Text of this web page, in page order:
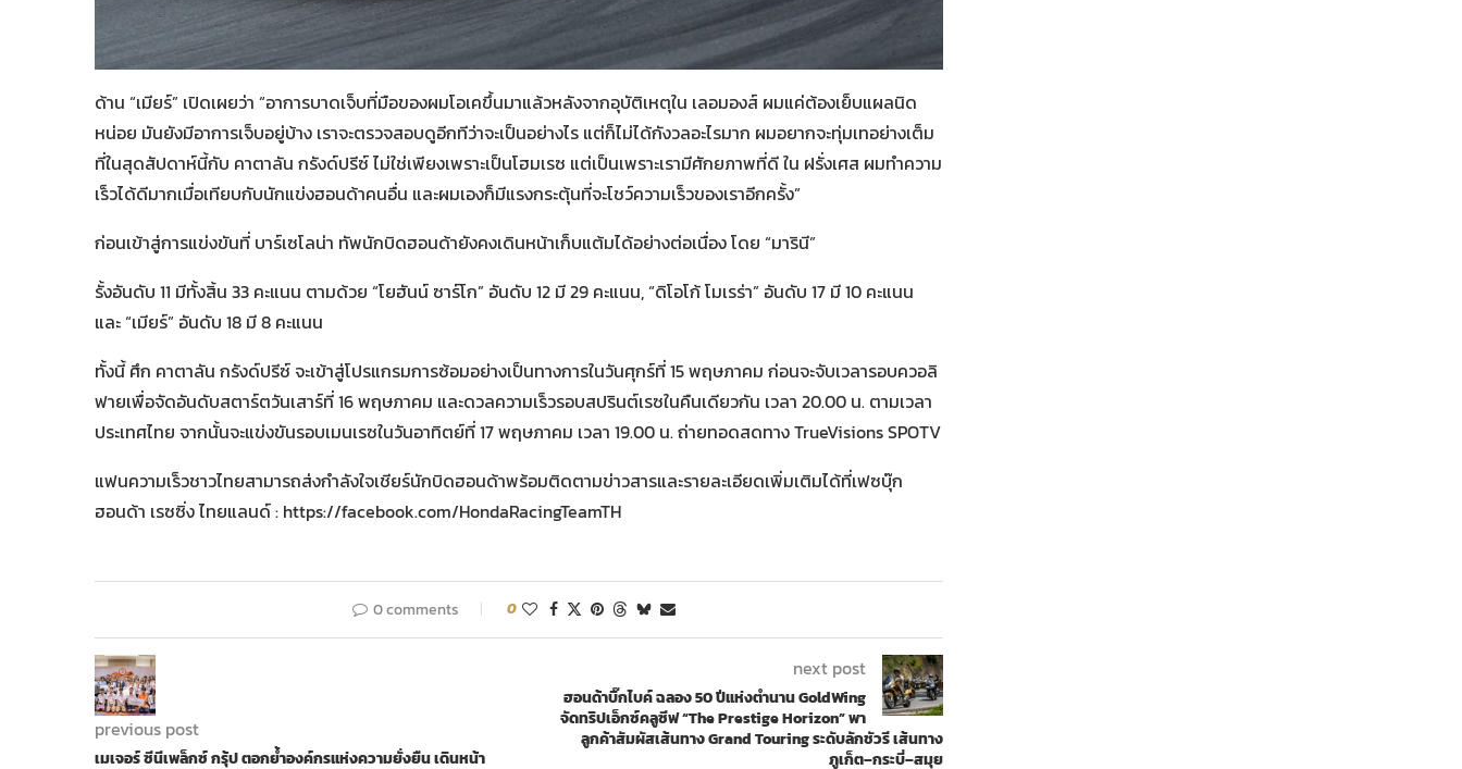
ด้าน “เมียร์” เปิดเผยว่า “อาการบาดเจ็บที่มือของผมโอเคขึ้นมาแล้วหลังจากอุบัติเหตุใน เลอมองส์ ผมแค่ต้องเย็บแผลนิด
หน่อย มันยังมีอาการเจ็บอยู่บ้าง เราจะตรวจสอบดูอีกทีว่าจะเป็นอย่างไร แต่ก็ไม่ได้กังวลอะไรมาก ผมอยากจะทุ่มเทอย่างเต็ม
ที่ในสุดสัปดาห์นี้กับ คาตาลัน กรังด์ปรีซ์ ไม่ใช่เพียงเพราะเป็นโฮมเรซ แต่เป็นเพราะเรามีศักยภาพที่ดี ใน ฝรั่งเศส ผมทำความ
เร็วได้ดีมากเมื่อเทียบกับนักแข่งฮอนด้าคนอื่น และผมเองก็มีแรงกระตุ้นที่จะโชว์ความเร็วของเราอีกครั้ง”
ก่อนเข้าสู่การแข่งขันที่ บาร์เซโลน่า ทัพนักบิดฮอนด้ายังคงเดินหน้าเก็บแต้มได้อย่างต่อเนื่อง โดย “มารินี”
รั้งอันดับ 11 มีทั้งสิ้น 33 คะแนน ตามด้วย “โยฮันน์ ซาร์โก” อันดับ 12 มี 29 คะแนน, “ดิโอโก้ โมเรร่า” อันดับ 17 มี 10 คะแนน
และ “เมียร์” อันดับ 18 มี 8 คะแนน
ทั้งนี้ ศึก คาตาลัน กรังด์ปรีซ์ จะเข้าสู่โปรแกรมการซ้อมอย่างเป็นทางการในวันศุกร์ที่ 15 พฤษภาคม ก่อนจะจับเวลารอบควอลิ
ฟายเพื่อจัดอันดับสตาร์ตวันเสาร์ที่ 16 พฤษภาคม และดวลความเร็วรอบสปรินต์เรซในคืนเดียวกัน เวลา 20.00 น. ตามเวลา
ประเทศไทย จากนั้นจะแข่งขันรอบเมนเรซในวันอาทิตย์ที่ 17 พฤษภาคม เวลา 19.00 น. ถ่ายทอดสดทาง TrueVisions SPOTV
แฟนความเร็วชาวไทยสามารถส่งกำลังใจเชียร์นักบิดฮอนด้าพร้อมติดตามข่าวสารและรายละเอียดเพิ่มเติมได้ที่เฟซบุ๊ก
ฮอนด้า เรซซิ่ง ไทยแลนด์ : https://facebook.com/HondaRacingTeamTH
0 comments 0
previous post
เมเจอร์ ซีนีเพล็กซ์ กรุ้ป ตอกย้ำองค์กรแห่งความยั่งยืน เดินหน้า
next post
ฮอนด้าบิ๊กไบค์ ฉลอง 50 ปีแห่งตำนาน GoldWing
จัดทริปเอ็กซ์คลูซีฟ “The Prestige Horizon” พา
ลูกค้าสัมผัสเส้นทาง Grand Touring ระดับลักชัวรี เส้นทาง
ภูเก็ต–กระบี่–สมุย